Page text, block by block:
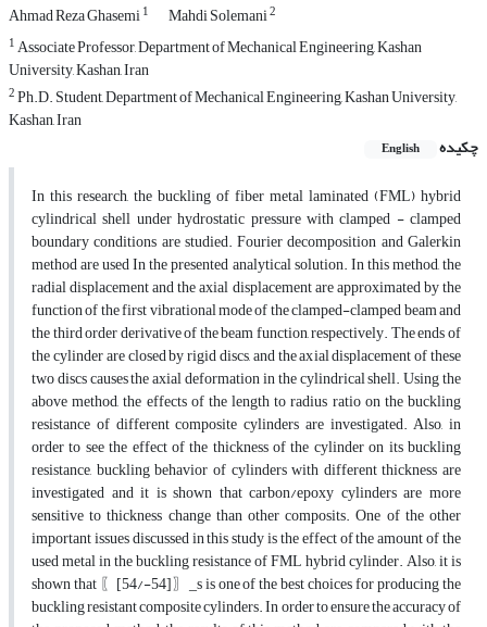
Ahmad Reza Ghasemi1 Mahdi Solemani2
1Associate Professor, Department of Mechanical Engineering, Kashan
University, Kashan, Iran
2Ph.D. Student, Department of Mechanical Engineering, Kashan University,
Kashan, Iran
چکیده
English
In this research, the buckling of fiber metal laminated (FML) hybrid
cylindrical shell under hydrostatic pressure with clamped - clamped
boundary conditions are studied. Fourier decomposition and Galerkin
method are used In the presented analytical solution. In this method, the
radial displacement and the axial displacement are approximated by the
function of the first vibrational mode of the clamped-clamped beam and
the third order derivative of the beam function, respectively. The ends of
the cylinder are closed by rigid discs, and the axial displacement of these
two discs causes the axial deformation in the cylindrical shell. Using the
above method, the effects of the length to radius ratio on the buckling
resistance of different composite cylinders are investigated. Also, in
order to see the effect of the thickness of the cylinder on its buckling
resistance, buckling behavior of cylinders with different thickness are
investigated and it is shown that carbon/epoxy cylinders are more
sensitive to thickness change than other composits. One of the other
important issues discussed in this study is the effect of the amount of the
used metal in the buckling resistance of FML hybrid cylinder. Also, it is
shown that 〖[54/-54]〗_s is one of the best choices for producing the
buckling resistant composite cylinders. In order to ensure the accuracy of